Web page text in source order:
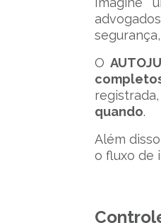
O
quando.
Além
o fluxo de